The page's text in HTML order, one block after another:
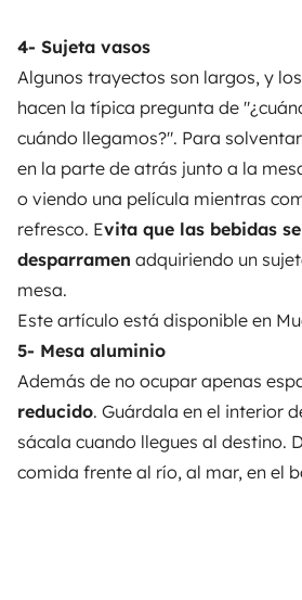
4- Sujeta vasos
Algunos trayectos son largos, y
hacen la típica pregunta de
cuándo llegamos?". Para
en la parte de atrás junto a la
o viendo una película mientras
refresco. Evita que las bebidas
desparramen adquiriendo un
mesa.
Este artículo está disponible en
5- Mesa aluminio
Además de no ocupar apenas
reducido. Guárdala en el interior
sácala cuando llegues al destino.
comida frente al río, al mar, en el